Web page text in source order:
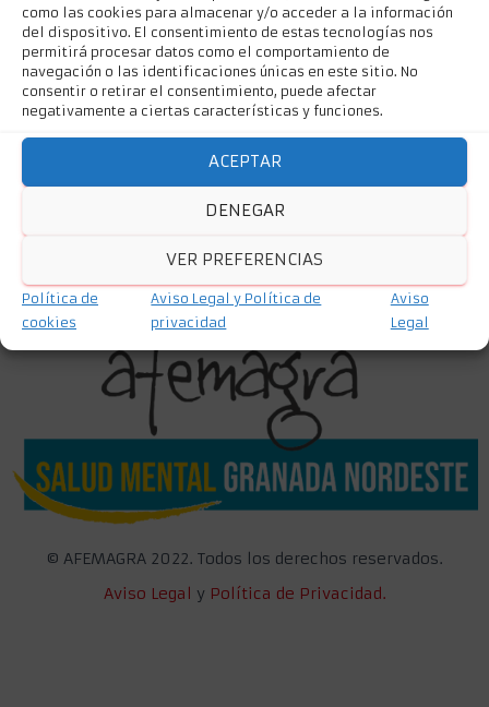
como las cookies para almacenar y/o acceder a la información
del dispositivo. El consentimiento de estas tecnologías nos
permitirá procesar datos como el comportamiento de
navegación o las identificaciones únicas en este sitio. No
consentir o retirar el consentimiento, puede afectar
negativamente a ciertas características y funciones.
ACEPTAR
DENEGAR
VER PREFERENCIAS
Política de
cookies
Aviso Legal y Política de
privacidad
Aviso
Legal
© AFEMAGRA 2022. Todos los derechos reservados.
Aviso Legal y Política de Privacidad.